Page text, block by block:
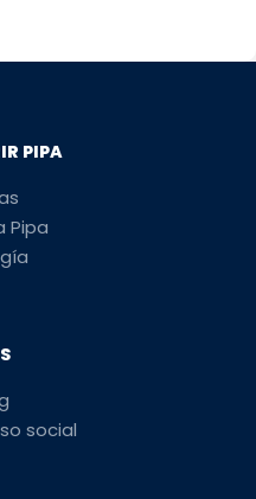
PIPA
Pipa
social